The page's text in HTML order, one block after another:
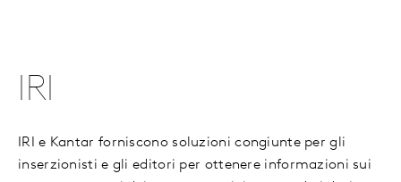
IRI
IRI e Kantar forniscono soluzioni congiunte per gli
inserzionisti e gli editori per ottenere informazioni sui